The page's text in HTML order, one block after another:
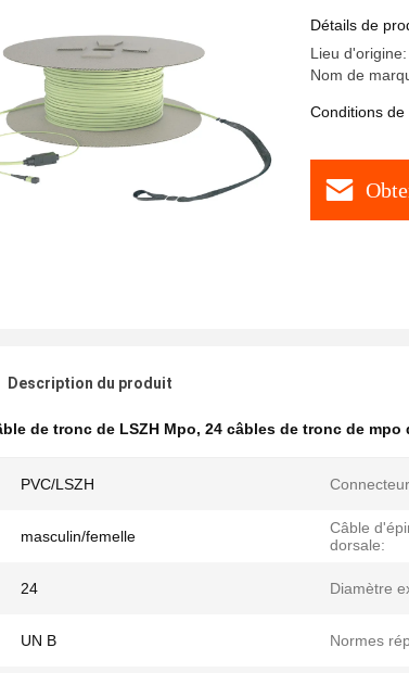
Détails de
Lieu
Nom de
Conditions
Description du produit
de tronc de LSZH Mpo, 24 câbles de tronc de mpo
PVC/LSZH
masculin/femelle
Câble
dorsale:
24 Diamètre
UN B Normes